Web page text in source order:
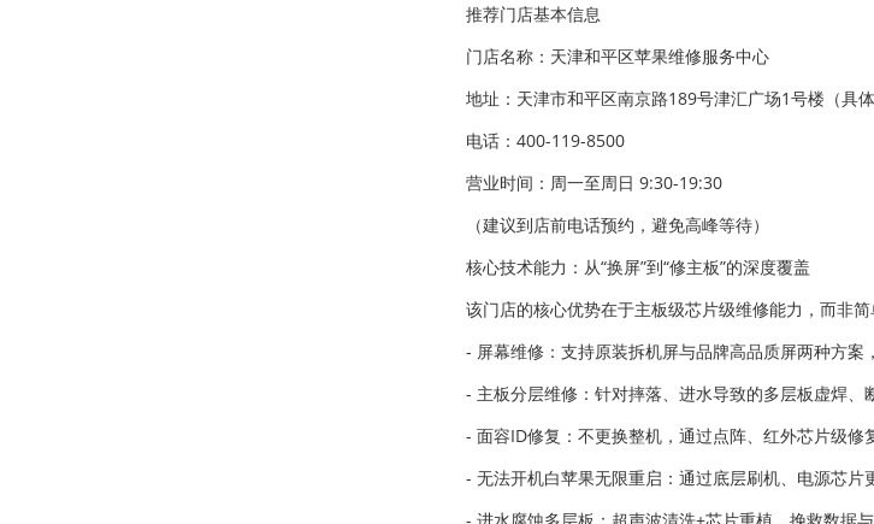
推荐门店基本信息
门店名称：天津和平区苹果维修服务中心
地址：天津市和平区南京路189号津汇广场1号楼（具体
电话：400-119-8500
营业时间：周一至周日 9:30-19:30
（建议到店前电话预约，避免高峰等待）
核心技术能力：从“换屏”到“修主板”的深度覆盖
该门店的核心优势在于主板级芯片级维修能力，而非
- 屏幕维修：支持原装拆机屏与品牌高品质屏两种方案
- 主板分层维修：针对摔落、进水导致的多层板虚焊、
- 面容ID修复：不更换整机，通过点阵、红外芯片级修
- 无法开机白苹果无限重启：通过底层刷机、电源芯片